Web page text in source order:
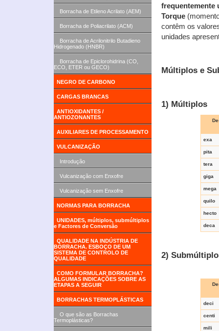
Borracha de Etileno Acrilato (AEM)
Borracha de Poliacrilato (ACM)
Borracha de Acrilonitrilo Butadieno
Hidrogenado (HNBR)
Borracha de Epiclorohidrina (CO,
ECO, ETER ou GECO)
NEGRO DE CARBONO
CARGAS BRANCAS
ANTIOXIDANTES /
ANTIOZONANTES
AUXILIARES DE PROCESSAMENTO
VULCANIZAÇÃO
Introdução
Vulcanização com Enxofre
Vulcanização sem Enxofre
NORMAS PARA BORRACHA
UNIDADES, múltiplos, submúltiplos
e Factores de Conversão
QUALIDADE NA INDÚSTRIA DE
BORRACHA. ESBOÇO DE UM
SISTEMA DE CONTROLO DE
QUALIDADE
COMO FORMULAR BORRACHA?
ALGUMAS INDICAÇÕES SOBRE AS
ETAPAS A SEGUIR
BORRACHAS TERMOPLÁSTICAS
O que são as Borrachas
Termoplásticas?
frequentemente
Torque
contêm os
unidades
Múltiplos e
1) Múltiplos
exa
pita
tera
giga
mega
quilo
hecto
deca
2)
deci
centi
mili